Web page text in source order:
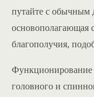
путайте с обычным
основополагающая
благополучия,
головного и